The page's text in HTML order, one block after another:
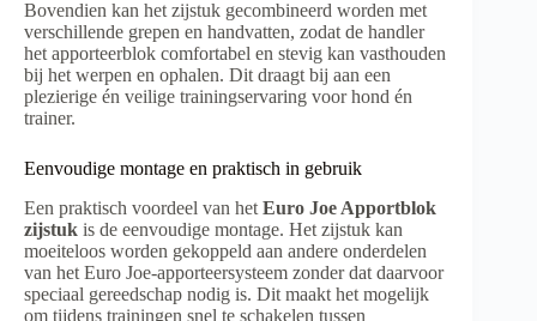
Bovendien kan het zijstuk gecombineerd worden met
verschillende grepen en handvatten, zodat de handler
het apporteerblok comfortabel en stevig kan vasthouden
bij het werpen en ophalen. Dit draagt bij aan een
plezierige én veilige trainingservaring voor hond én
trainer.
Eenvoudige montage en praktisch in gebruik
Een praktisch voordeel van het Euro Joe Apportblok
zijstuk is de eenvoudige montage. Het zijstuk kan
moeiteloos worden gekoppeld aan andere onderdelen
van het Euro Joe-apporteersysteem zonder dat daarvoor
speciaal gereedschap nodig is. Dit maakt het mogelijk
om tijdens trainingen snel te schakelen tussen